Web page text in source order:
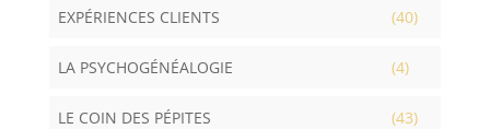
EXPÉRIENCES CLIENTS (40)
LA PSYCHOGÉNÉALOGIE (4)
LE COIN DES PÉPITES (43)